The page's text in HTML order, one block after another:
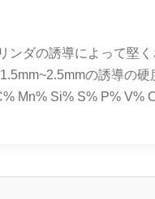
ンダの誘導によって堅
の誘導の
Mn% Si% S% P% V%